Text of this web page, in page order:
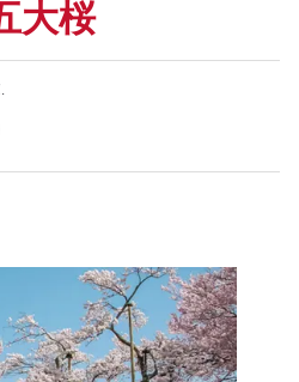
大桜